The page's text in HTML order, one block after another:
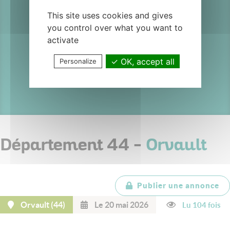
Sport (H/F) –
Orvault (44)
Orvault
Département 44 - Orvault
Publier une annonce
Orvault (44) Le 20 mai 2026 Lu 104 fois
This site uses cookies and gives
you control over what you want to
activate
Personalize OK, accept all